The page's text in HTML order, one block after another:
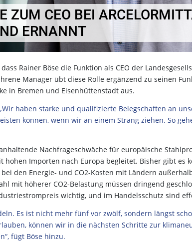
ZUM CEO BEI
ERNANNT
Rainer Böse die Funktion als CEO der
Manager übt diese Rolle ergänzend zu seinen
in Bremen und Eisenhüttenstadt aus.
haben starke und qualifizierte Belegschaften an
können, wenn wir an einem Strang ziehen. So
Nachfrageschwäche für europäische
hohen Importen nach Europa begleitet. Bisher gibt es
den Energie- und CO2-Kosten mit Ländern
mit höherer CO2-Belastung müssen dringend
wichtig, und im Handelsschutz sind
Es ist nicht mehr fünf vor zwölf, sondern längst
können wir in die nächsten Schritte zur
fügt Böse hinzu.